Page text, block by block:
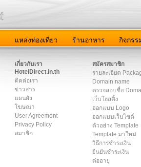
แหล่งท่องเที่ยว ร้านอาหาร กิจกรร
เกี่ยวกับเรา
HotelDirect.in.th
ติดต่อเรา
ข่าวสาร
แผนผัง
โฆษณา
User Agreement
Privacy Policy
สมาชิก
สมัครสมาชิก
รายละเอียด
Domain name
ตรวจสอบชื่อ
เว็บโฮสติ้ง
ออกแบบ Logo
ออกแบบเว็บไซต์
ตัวอย่าง Template
Template มาใหม่
วิธีการชำระเงิน
ยืนยันชำระเงิน
ต่ออายุ